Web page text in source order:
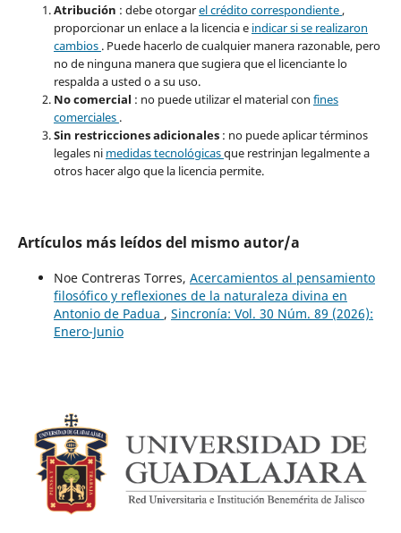
Atribución : debe otorgarel crédito correspondiente,
proporcionar un enlace a la licencia e indicar si se realizaron
cambios . Puede hacerlo de cualquier manera razonable, pero
no de ninguna manera que sugiera que el licenciante lo
respalda a usted o a su uso.
No comercial : no puede utilizar el material con fines
comerciales .
Sin restricciones adicionales : no puede aplicar términos
legales ni medidas tecnológicasque restrinjan legalmente a
otros hacer algo que la licencia permite.
Artículos más leídos del mismo autor/a
Noe Contreras Torres, Acercamientos al pensamiento
filosófico y reflexiones de la naturaleza divina en
Antonio de Padua , Sincronía: Vol. 30 Núm. 89 (2026):
Enero-Junio